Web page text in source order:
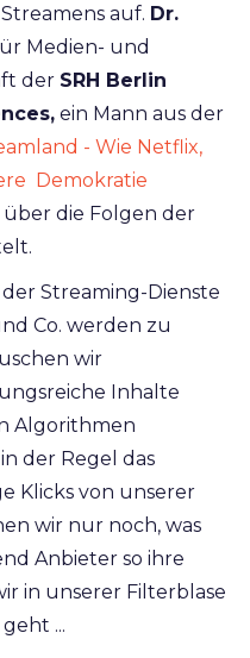
auf. Dr.
Medien- und
der SRH Berlin
ein Mann aus der
- Wie Netflix,
Demokratie
über die Folgen der
Streaming-Dienste
Co. werden zu
wir
Inhalte
Algorithmen
der Regel das
Klicks von unserer
wir nur noch, was
Anbieter so ihre
in unserer Filterblase
...